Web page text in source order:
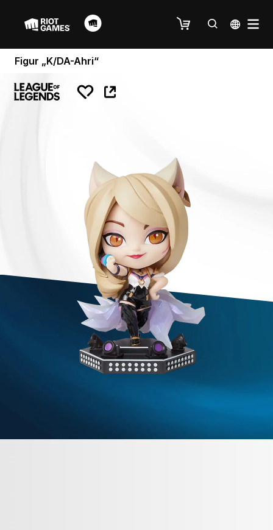
Figur „K/DA-Ahri“